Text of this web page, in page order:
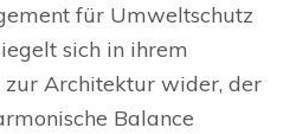
für Umweltschutz
sich in ihrem
zur Architektur wider, der
Balance